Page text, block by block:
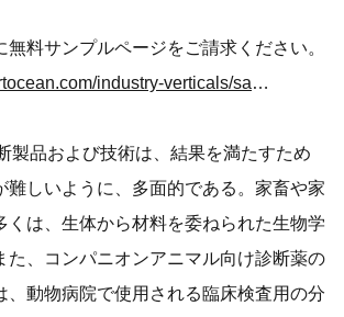
無料サンプルページをご請求ください。
https://www.reportocean.com/industry-verticals/sample-request?report_id=BWCC51
製品および技術は、結果を満たすため
難しいように、多面的である。家畜や家
くは、生体から材料を委ねられた生物学
た、コンパニオンアニマル向け診断薬の
、動物病院で使用される臨床検査用の分